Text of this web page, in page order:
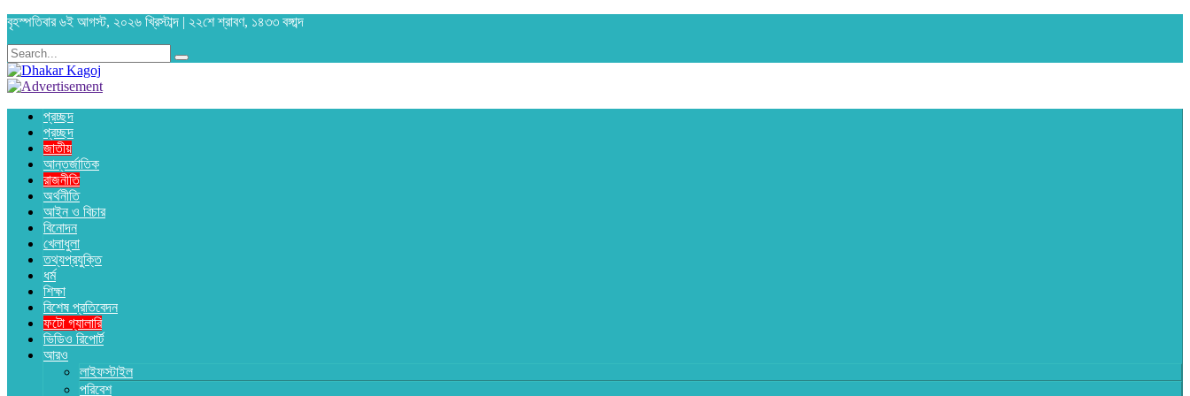
বৃহস্পতিবার ৬ই আগস্ট, ২০২৬ খ্রিস্টাব্দ | ২২শে শ্রাবণ, ১৪৩৩ বঙ্গাব্দ
প্রচ্ছদ
প্রচ্ছদ
জাতীয়
আন্তর্জাতিক
রাজনীতি
অর্থনীতি
আইন ও বিচার
বিনোদন
খেলাধুলা
তথ্যপ্রযুক্তি
ধর্ম
শিক্ষা
বিশেষ প্রতিবেদন
ফটো গ্যালারি
ভিডিও রিপোর্ট
আরও
লাইফস্টাইল
পরিবেশ